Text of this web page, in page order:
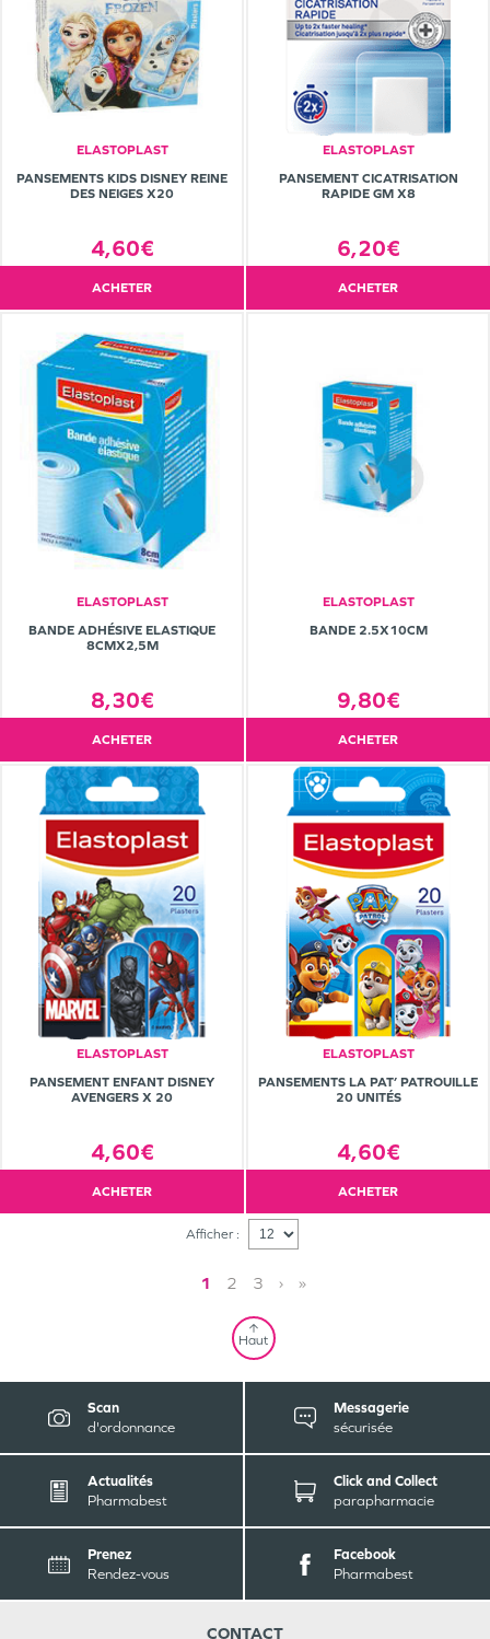
ELASTOPLAST
PANSEMENTS KIDS DISNEY REINE
DES NEIGES X20
4,60€
ACHETER
ELASTOPLAST
PANSEMENT CICATRISATION
RAPIDE GM X8
6,20€
ACHETER
ELASTOPLAST
BANDE ADHÉSIVE ELASTIQUE
8CMX2,5M
8,30€
ACHETER
ELASTOPLAST
BANDE 2.5X10CM
9,80€
ACHETER
ELASTOPLAST
PANSEMENT ENFANT DISNEY
AVENGERS X 20
4,60€
ACHETER
ELASTOPLAST
PANSEMENTS LA PAT’ PATROUILLE
20 UNITÉS
4,60€
ACHETER
Afficher :
1 2 3 › »
Haut
Scan
d'ordonnance
Messagerie
sécurisée
Actualités
Pharmabest
Click and Collect
parapharmacie
Prenez
Rendez-vous
Facebook
Pharmabest
CONTACT